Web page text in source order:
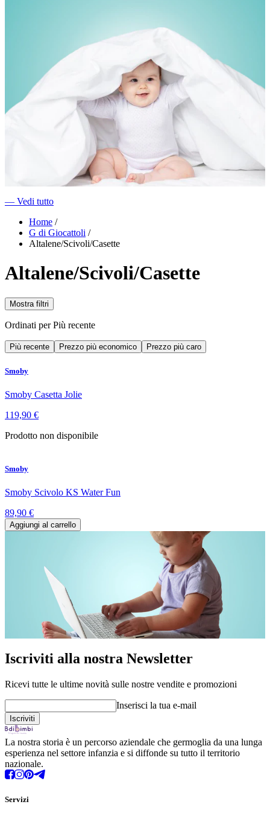
― Vedi tutto
Home /
G di Giocattoli /
Altalene/Scivoli/Casette
Altalene/Scivoli/Casette
Mostra filtri
Ordinati perPiù recente
Più recente Prezzo più economico Prezzo più caro
Smoby
Smoby Casetta Jolie
119,90 €
Prodotto non disponibile
Smoby
Smoby Scivolo KS Water Fun
89,90 €
Aggiungi al carrello
Iscriviti alla nostra Newsletter
Ricevi tutte le ultime novità sulle nostre vendite e promozioni
Inserisci la tua e-mail
La nostra storia è un percorso aziendale che germoglia da una lunga
esperienza nel settore infanzia e si diffonde su tutto il territorio
nazionale.
Servizi